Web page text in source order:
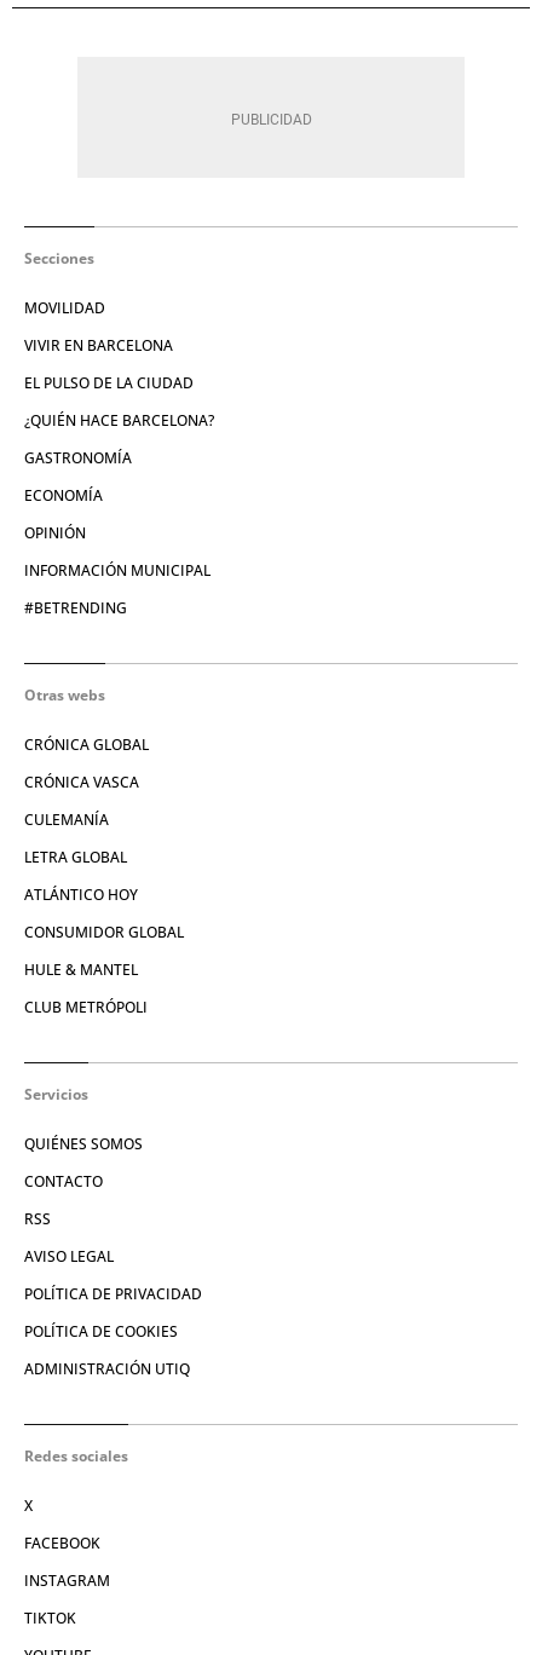
Secciones
MOVILIDAD
VIVIR EN BARCELONA
EL PULSO DE LA CIUDAD
¿QUIÉN HACE BARCELONA?
GASTRONOMÍA
ECONOMÍA
OPINIÓN
INFORMACIÓN MUNICIPAL
#BETRENDING
Otras webs
CRÓNICA GLOBAL
CRÓNICA VASCA
CULEMANÍA
LETRA GLOBAL
ATLÁNTICO HOY
CONSUMIDOR GLOBAL
HULE & MANTEL
CLUB METRÓPOLI
Servicios
QUIÉNES SOMOS
CONTACTO
RSS
AVISO LEGAL
POLÍTICA DE PRIVACIDAD
POLÍTICA DE COOKIES
ADMINISTRACIÓN UTIQ
Redes sociales
X
FACEBOOK
INSTAGRAM
TIKTOK